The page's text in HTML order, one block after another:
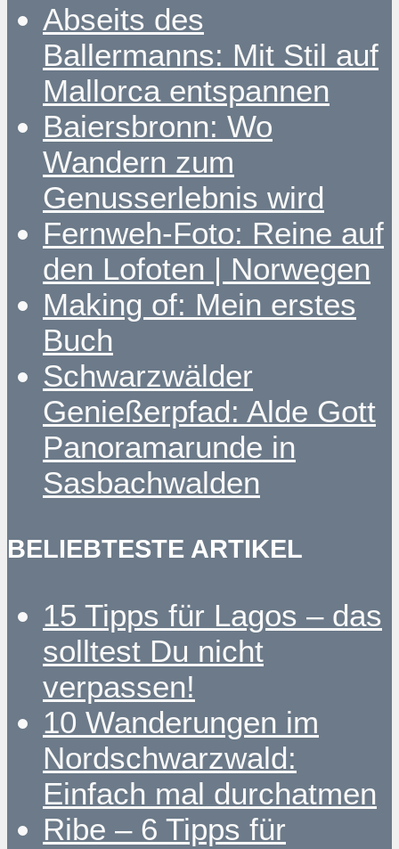
Abseits des
Ballermanns: Mit Stil auf
Mallorca entspannen
Baiersbronn: Wo
Wandern zum
Genusserlebnis wird
Fernweh-Foto: Reine auf
den Lofoten | Norwegen
Making of: Mein erstes
Buch
Schwarzwälder
Genießerpfad: Alde Gott
Panoramarunde in
Sasbachwalden
BELIEBTESTE ARTIKEL
15 Tipps für Lagos – das
solltest Du nicht
verpassen!
10 Wanderungen im
Nordschwarzwald:
Einfach mal durchatmen
Ribe – 6 Tipps für